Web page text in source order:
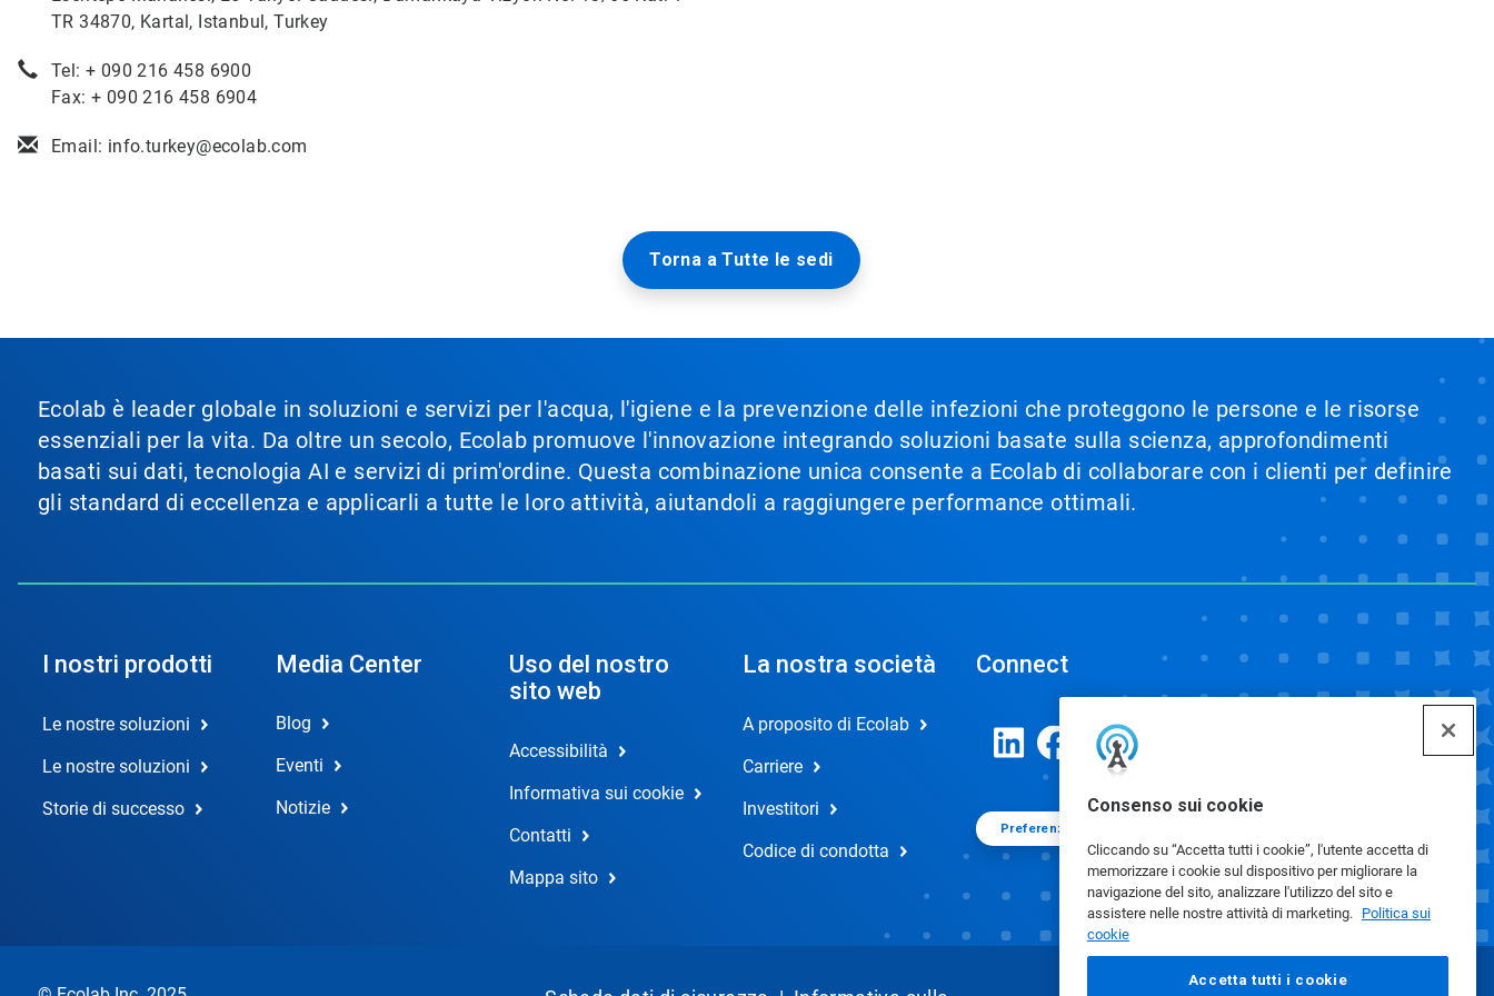
Consenso sui cookie
Cliccando su “Accetta tutti i cookie”, l'utente accetta di
memorizzare i cookie sul dispositivo per migliorare la
navigazione del sito, analizzare l'utilizzo del sito e
assistere nelle nostre attività di marketing. Politica sui
cookie
Accetta tutti i cookie
TR 34870, Kartal, Istanbul, Turkey
Tel: + 090 216 458 6900
Fax: + 090 216 458 6904
Email: info.turkey@ecolab.com
Torna a Tutte le sedi
Ecolab è leader globale in soluzioni e servizi per l'acqua, l'igiene e la prevenzione delle infezioni che proteggono le persone e le risorse
essenziali per la vita. Da oltre un secolo, Ecolab promuove l'innovazione integrando soluzioni basate sulla scienza, approfondimenti
basati sui dati, tecnologia AI e servizi di prim'ordine. Questa combinazione unica consente a Ecolab di collaborare con i clienti per definire
gli standard di eccellenza e applicarli a tutte le loro attività, aiutandoli a raggiungere performance ottimali.
I nostri prodotti
Le nostre soluzioni
Le nostre soluzioni
Storie di successo
Media Center
Blog
Eventi
Notizie
Uso del nostro
sito web
Accessibilità
Informativa sui cookie
Contatti
Mappa sito
La nostra società
A proposito di Ecolab
Carriere
Investitori
Codice di condotta
Connect
Preferenze cookie